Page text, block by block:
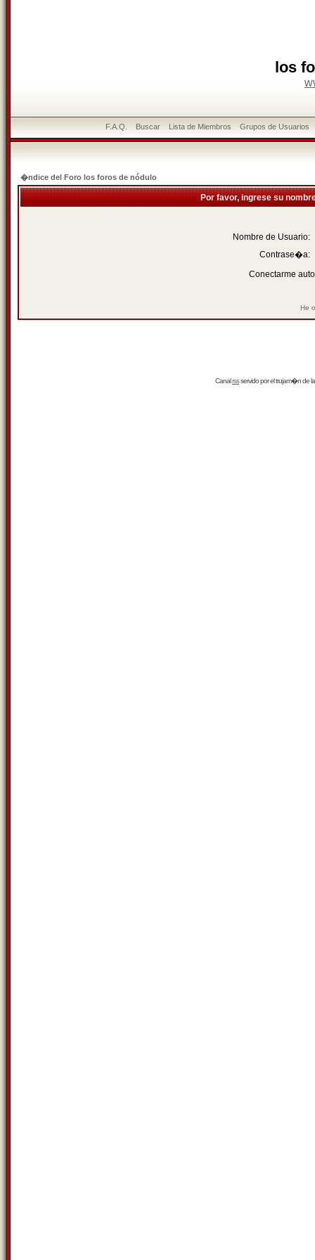
los
F.A.Q. Buscar Lista de Miembros Grupos de Usuarios
�ndice del Foro los foros de nódulo
Por favor, ingrese su
Nombre de Usuario:
Contrase�a:
Conectarme
He
Canalrssservido por eltrujam�nde